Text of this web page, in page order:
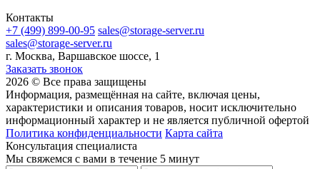
Контакты
+7 (499) 899-00-95 sales@storage-server.ru
sales@storage-server.ru
г. Москва, Варшавское шоссе, 1
Заказать звонок
2026 © Все права защищены
Информация, размещённая на сайте, включая цены,
характеристики и описания товаров, носит исключительно
информационный характер и не является публичной офертой
Политика конфиденциальности Карта сайта
Консультация специалиста
Мы свяжемся с вами в течение 5 минут